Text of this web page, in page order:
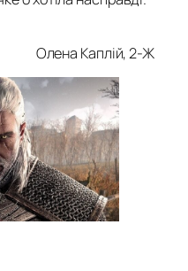
Олена Каплій, 2-Ж